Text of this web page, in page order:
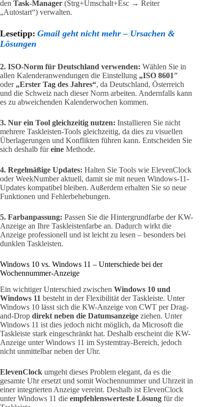
den Task-Manager (Strg+Umschalt+Esc → Reiter
„Autostart“) verwalten.
Lesetipp: Gmail geht nicht mehr – Ursachen &
Lösungen
2. ISO-Norm für Deutschland verwenden: Wählen Sie in
allen Kalenderanwendungen die Einstellung „ISO 8601″
oder „Erster Tag des Jahres“, da Deutschland, Österreich
und die Schweiz nach dieser Norm arbeiten. Andernfalls kann
es zu abweichenden Kalenderwochen kommen.
3. Nur ein Tool gleichzeitig nutzen: Installieren Sie nicht
mehrere Taskleisten-Tools gleichzeitig, da dies zu visuellen
Überlagerungen und Konflikten führen kann. Entscheiden Sie
sich deshalb füreine Methode.
4. Regelmäßige Updates: Halten Sie Tools wie ElevenClock
oder WeekNumber aktuell, damit sie mit neuen Windows-11-
Updates kompatibel bleiben. Außerdem erhalten Sie so neue
Funktionen und Fehlerbehebungen.
5. Farbanpassung: Passen Sie die Hintergrundfarbe der KW-
Anzeige an Ihre Taskleistenfarbe an. Dadurch wirkt die
Anzeige professionell und ist leicht zu lesen – besonders bei
dunklen Taskleisten.
Windows 10 vs. Windows 11 – Unterschiede bei der
Wochennummer-Anzeige
Ein wichtiger Unterschied zwischen Windows 10 und
Windows 11 besteht in der Flexibilität der Taskleiste. Unter
Windows 10 lässt sich die KW-Anzeige von CWT per Drag-
and-Drop direkt neben die Datumsanzeige ziehen. Unter
Windows 11 ist dies jedoch nicht möglich, da Microsoft die
Taskleiste stark eingeschränkt hat. Deshalb erscheint die KW-
Anzeige unter Windows 11 im Systemtray-Bereich, jedoch
nicht unmittelbar neben der Uhr.
ElevenClock umgeht dieses Problem elegant, da es die
gesamte Uhr ersetzt und somit Wochennummer und Uhrzeit in
einer integrierten Anzeige vereint. Deshalb ist ElevenClock
unter Windows 11 die empfehlenswerteste Lösung für die